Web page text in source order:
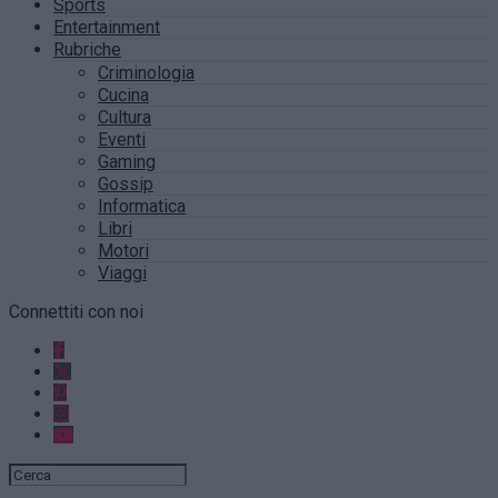
Sports
Entertainment
Rubriche
Criminologia
Cucina
Cultura
Eventi
Gaming
Gossip
Informatica
Libri
Motori
Viaggi
Connettiti con noi